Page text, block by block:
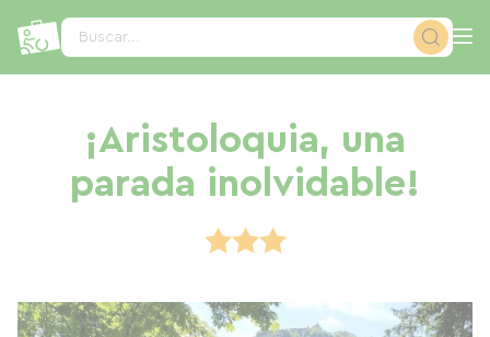
Buscar...
¡Aristoloquia, una
parada inolvidable!
Panel de gestión de cookies